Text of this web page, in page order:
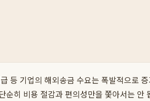
등 기업의 해외송금 수요는 폭발적으로
히 비용 절감과 편의성만을 쫓아서는